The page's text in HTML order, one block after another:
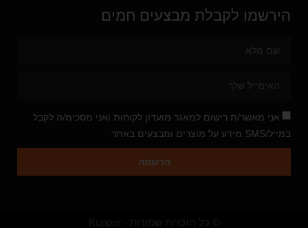
הירשמו לקבלת מבצעים חמים
אני מאשר/ת רישום למאגר מועדון לקוחות ואני מסכימ/ה לקבל
במייל/SMS מידע על מוצרים ומבצעים באתר
הרשמה
© כל הזכויות שמורות - Kupper